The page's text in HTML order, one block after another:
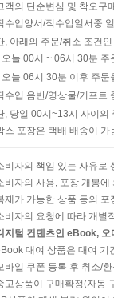
객의 단순변심 및 착오구
수입양서/직수입일서중
, 아래의 주문/취소 조건
오늘 00시 ~ 06시 30분
오늘 06시 30분 이후 주
수입 음반/영상물/기프트
, 당일 00시~13시 사이의
스 포장은 택배 배송이
비자의 책임 있는 사유로
비자의 사용, 포장 개봉
제가 가능한 상품 등의
비자의 요청에 따라 개별
지털 컨텐츠인 eBook,
대여 상품은 대여 기
바일 쿠폰 등록 후 취소/
고상품이 구매확정(자동